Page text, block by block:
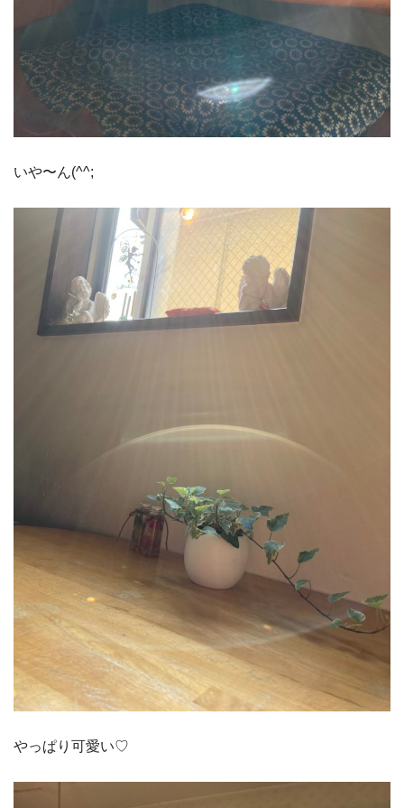
いや〜ん(^^;
やっぱり可愛い♡